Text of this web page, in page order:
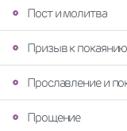
Пост и молитва
Призыв к покаянию
Прославление и
Прощение